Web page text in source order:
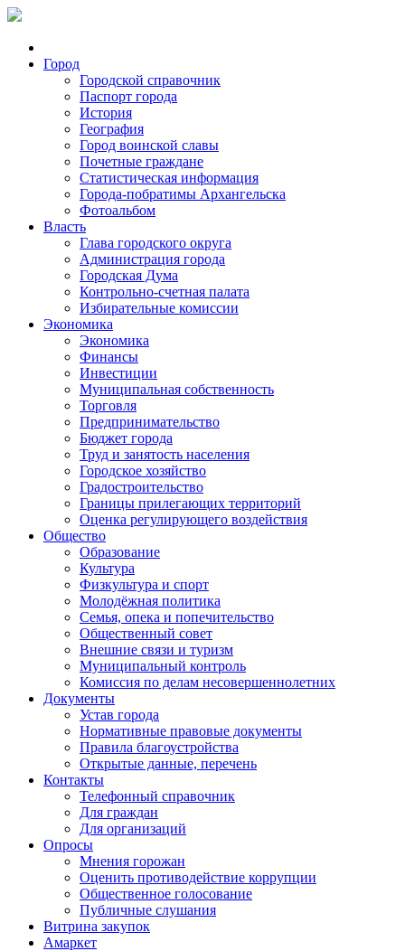
Город
Городской справочник
Паспорт города
История
География
Город воинской славы
Почетные граждане
Статистическая информация
Города-побратимы Архангельска
Фотоальбом
Власть
Глава городского округа
Администрация города
Городская Дума
Контрольно-счетная палата
Избирательные комиссии
Экономика
Экономика
Финансы
Инвестиции
Муниципальная собственность
Торговля
Предпринимательство
Бюджет города
Труд и занятость населения
Городское хозяйство
Градостроительство
Границы прилегающих территорий
Оценка регулирующего воздействия
Общество
Образование
Культура
Физкультура и спорт
Молодёжная политика
Семья, опека и попечительство
Общественный совет
Внешние связи и туризм
Муниципальный контроль
Комиссия по делам несовершеннолетних
Документы
Устав города
Нормативные правовые документы
Правила благоустройства
Открытые данные, перечень
Контакты
Телефонный справочник
Для граждан
Для организаций
Опросы
Мнения горожан
Оценить противодействие коррупции
Общественное голосование
Публичные слушания
Витрина закупок
Амаркет